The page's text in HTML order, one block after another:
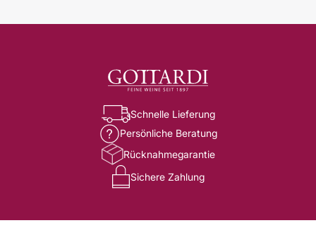
Schnelle Lieferung
Persönliche Beratung
Rücknahmegarantie
Sichere Zahlung